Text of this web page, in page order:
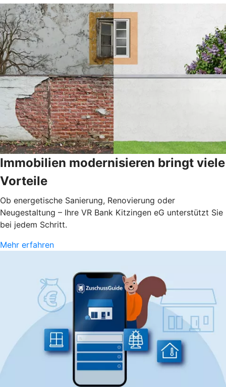
Immobilien modernisieren bringt viele
Vorteile
Ob energetische Sanierung, Renovierung oder
Neugestaltung – Ihre VR Bank Kitzingen eG unterstützt Sie
bei jedem Schritt.
Mehr erfahren